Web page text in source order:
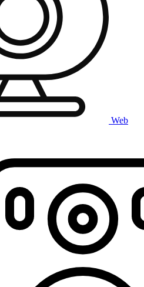
Web